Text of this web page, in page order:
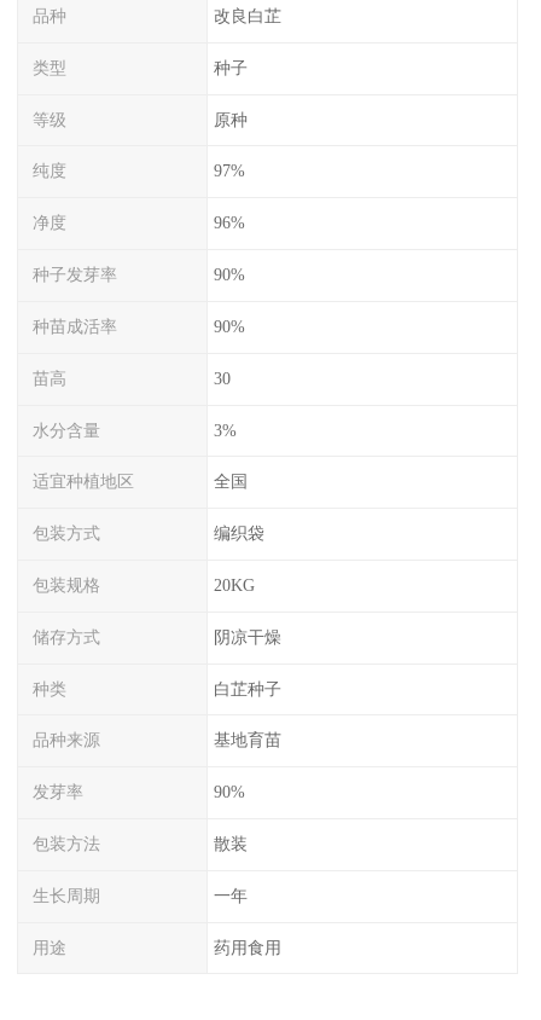
品种 改良白芷
类型 种子
等级 原种
纯度 97%
净度 96%
种子发芽率 90%
种苗成活率 90%
苗高 30
水分含量 3%
适宜种植地区 全国
包装方式 编织袋
包装规格 20KG
储存方式 阴凉干燥
种类 白芷种子
品种来源 基地育苗
发芽率 90%
包装方法 散装
生长周期 一年
用途 药用食用